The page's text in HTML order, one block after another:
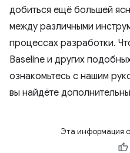
добиться ещё большей
между различными
процессах разработки.
Baseline и других
ознакомьтесь с нашим
вы найдёте
Эта информация